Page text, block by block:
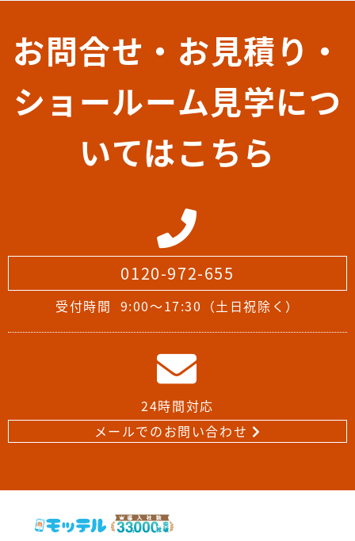
お問合せ・お見積り・
ショールーム見学につ
いてはこちら
0120-972-655
受付時間 9:00～17:30（土日祝除く）
24時間対応
メールでのお問い合わせ